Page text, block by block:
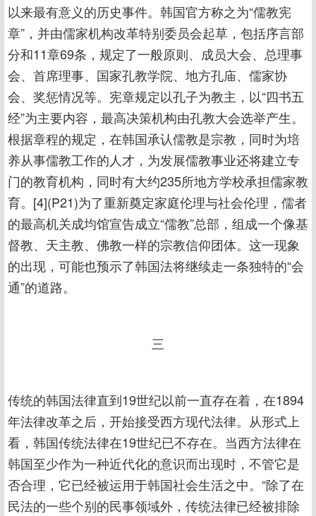
以来最有意义的历史事件。韩国官方称之为“儒教宪
章”，并由儒家机构改革特别委员会起草，包括序言部
分和11章69条，规定了一般原则、成员大会、总理事
会、首席理事、国家孔教学院、地方孔庙、儒家协
会、奖惩情况等。宪章规定以孔子为教主，以“四书五
经”为主要内容，最高决策机构由孔教大会选举产生。
根据章程的规定，在韩国承认儒教是宗教，同时为培
养从事儒教工作的人才，为发展儒教事业还将建立专
门的教育机构，同时有大约235所地方学校承担儒家教
育。[4](P21)为了重新奠定家庭伦理与社会伦理，儒者
的最高机关成均馆宣告成立“儒教”总部，组成一个像基
督教、天主教、佛教一样的宗教信仰团体。这一现象
的出现，可能也预示了韩国法将继续走一条独特的“会
通”的道路。
三
传统的韩国法律直到19世纪以前一直存在着，在1894
年法律改革之后，开始接受西方现代法律。从形式上
看，韩国传统法律在19世纪已不存在。当西方法律在
韩国至少作为一种近代化的意识而出现时，不管它是
否合理，它已经被运用于韩国社会生活之中。“除了在
民法的一些个别的民事领域外，传统法律已经被排除